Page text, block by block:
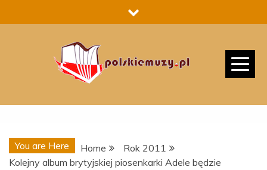
to
You are Here Home
Rok 2011
Kolejny album brytyjskiej piosenkarki Adele będzie